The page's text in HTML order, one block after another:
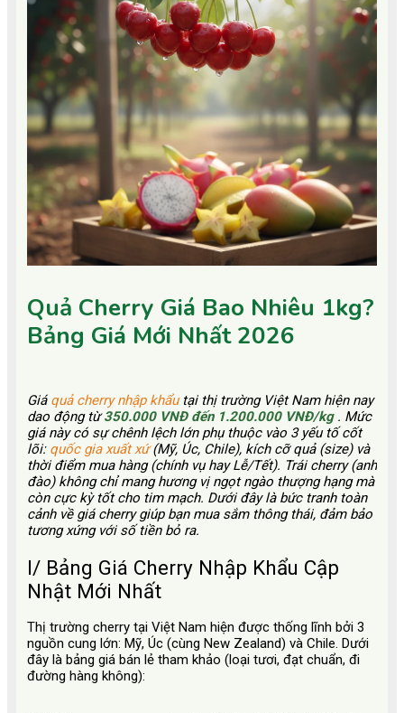
Giá quả cherry nhập khẩu tại thị trường Việt Nam hiện nay
dao động từ350.000 VNĐ đến 1.200.000 VNĐ/kg . Mức
giá này có sự chênh lệch lớn phụ thuộc vào 3 yếu tố cốt
lõi: quốc gia xuất xứ(Mỹ, Úc, Chile), kích cỡ quả (size) và
thời điểm mua hàng (chính vụ hay Lễ/Tết). Trái cherry (anh
đào) không chỉ mang hương vị ngọt ngào thượng hạng mà
còn cực kỳ tốt cho tim mạch. Dưới đây là bức tranh toàn
cảnh về giá cherry giúp bạn mua sắm thông thái, đảm bảo
tương xứng với số tiền bỏ ra.
I/ Bảng Giá Cherry Nhập Khẩu Cập
Nhật Mới Nhất
Thị trường cherry tại Việt Nam hiện được thống lĩnh bởi 3
nguồn cung lớn: Mỹ, Úc (cùng New Zealand) và Chile. Dưới
đây là bảng giá bán lẻ tham khảo (loại tươi, đạt chuẩn, đi
đường hàng không):
Quả Cherry Giá Bao Nhiêu 1kg?
Bảng Giá Mới Nhất 2026